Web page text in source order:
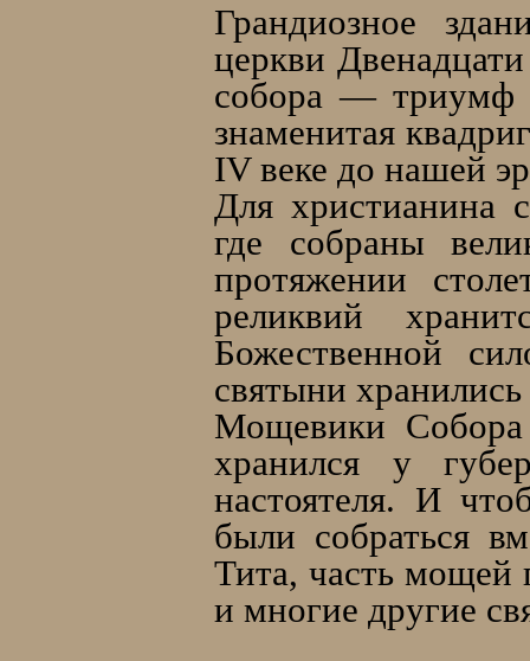
Грандиозное
церкви
собора — триумф
знаменитая
IV веке до нашей
Для христианина
где собраны
протяжении
реликвий
Божественной
святыни
Мощевики
хранился у
настоятеля. И
были собраться
Тита, часть мощей
и многие другие